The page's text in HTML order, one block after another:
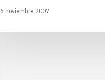
6 noviembre 2007